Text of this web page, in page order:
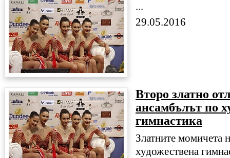
...
29.05.2016
Второ златно
ансамбълът по
гимнастика
Златните момичета
художествена